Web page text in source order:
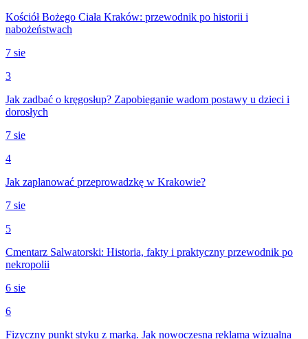
Kościół Bożego Ciała Kraków: przewodnik po historii i
nabożeństwach
7 sie
3
Jak zadbać o kręgosłup? Zapobieganie wadom postawy u dzieci i
dorosłych
7 sie
4
Jak zaplanować przeprowadzkę w Krakowie?
7 sie
5
Cmentarz Salwatorski: Historia, fakty i praktyczny przewodnik po
nekropolii
6 sie
6
Fizyczny punkt styku z marką. Jak nowoczesna reklama wizualna